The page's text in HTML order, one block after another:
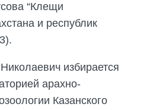
“Клещи
и республик
избирается
арахно-
Казанского